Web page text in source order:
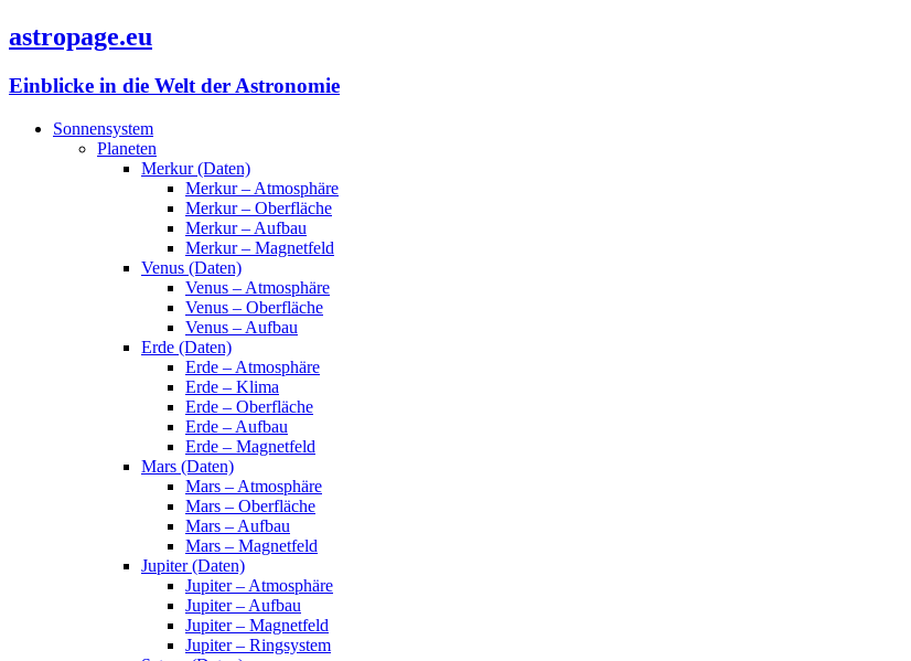
astropage.eu
Einblicke in die Welt der Astronomie
Sonnensystem
Planeten
Merkur (Daten)
Merkur – Atmosphäre
Merkur – Oberfläche
Merkur – Aufbau
Merkur – Magnetfeld
Venus (Daten)
Venus – Atmosphäre
Venus – Oberfläche
Venus – Aufbau
Erde (Daten)
Erde – Atmosphäre
Erde – Klima
Erde – Oberfläche
Erde – Aufbau
Erde – Magnetfeld
Mars (Daten)
Mars – Atmosphäre
Mars – Oberfläche
Mars – Aufbau
Mars – Magnetfeld
Jupiter (Daten)
Jupiter – Atmosphäre
Jupiter – Aufbau
Jupiter – Magnetfeld
Jupiter – Ringsystem